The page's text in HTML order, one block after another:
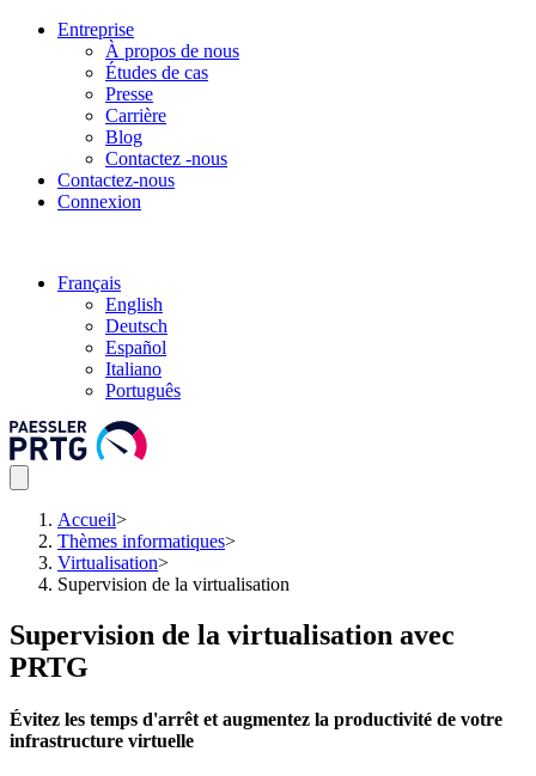
Entreprise
À propos de nous
Études de cas
Presse
Carrière
Blog
Contactez -nous
Contactez-nous
Connexion
Français
English
Deutsch
Español
Italiano
Português
Accueil>
Thèmes informatiques>
Virtualisation>
Supervision de la virtualisation
Supervision de la virtualisation avec
PRTG
Évitez les temps d'arrêt et augmentez la productivité de votre
infrastructure virtuelle